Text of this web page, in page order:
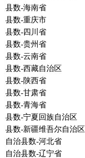
县数-海南省
县数-重庆市
县数-四川省
县数-贵州省
县数-云南省
县数-西藏自治区
县数-陕西省
县数-甘肃省
县数-青海省
县数-宁夏回族自治区
县数-新疆维吾尔自治区
自治县数-河北省
自治县数-辽宁省